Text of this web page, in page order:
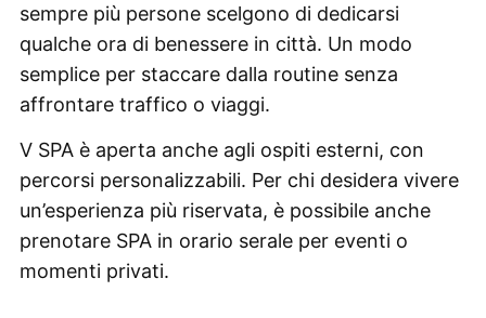
sempre più persone scelgono di dedicarsi
qualche ora di benessere in città. Un modo
semplice per staccare dalla routine senza
affrontare traffico o viaggi.
V SPA è aperta anche agli ospiti esterni, con
percorsi personalizzabili. Per chi desidera vivere
un’esperienza più riservata, è possibile anche
prenotare SPA in orario serale per eventi o
momenti privati.